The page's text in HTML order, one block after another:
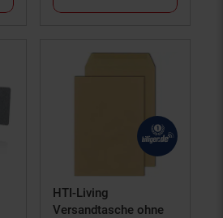
HTI-Living
Versandtasche ohne